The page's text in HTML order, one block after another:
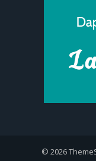
© 2026